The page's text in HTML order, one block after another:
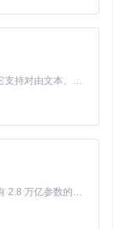
下载源代码
MiniMax H3 是一个通用的全模态生成系统。它支持对由文本、图像、视频和音频组成的多模态上下文进行统一理解，并能生成分辨率高达 2K、时长可达 15 秒的带原生立体声音频的视频。得益于面向任务泛化的系统设计，H3 在预训练阶段就已具备广泛的多模态上下文理解与生成能力，能够出色地执行复杂的多模态指令。
Kimi K3 是Kimi能力最强的模型：这是一个拥有 2.8 万亿参数的混合专家（MoE）模型，具备原生视觉理解能力，并支持 100 万 token 的上下文窗口。